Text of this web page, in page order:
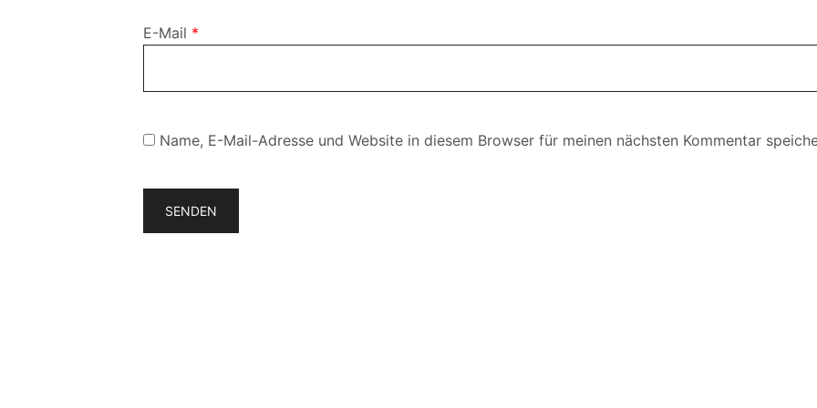
E-Mail *
Name, E-Mail-Adresse und Website in diesem Browser für meinen nächsten Kommentar